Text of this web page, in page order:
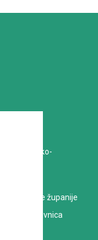
Koprivničko-
Bardek
križevačke županije
križa Koprivnica